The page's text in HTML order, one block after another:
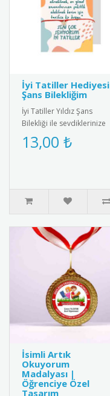
İyi Tatiller Hediyesi
Şans Bilekliğim
İyi Tatiller Yıldız Şans
Bilekliği ile sevdiklerinize
özel bir hediye verin! Tatil
ruhunu yansıtan ş..
13,00 ₺
İsimli Artık
Okuyorum
Madalyası |
Öğrenciye Özel
Tasarım